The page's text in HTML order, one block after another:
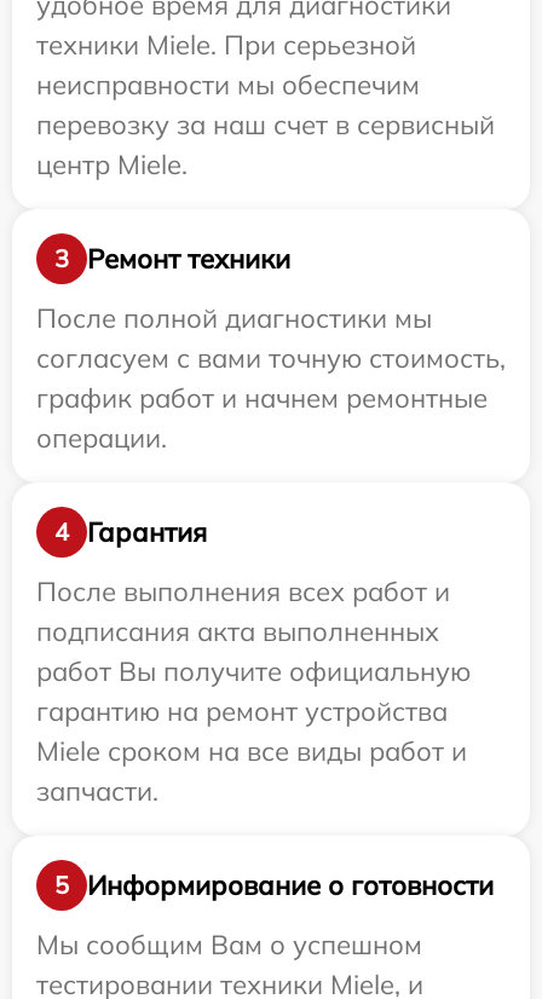
техники Miele. При серьезной
неисправности мы обеспечим
перевозку за наш счет в сервисный
центр Miele.
3
Ремонт техники
После полной диагностики мы
согласуем с вами точную стоимость,
график работ и начнем ремонтные
операции.
4
Гарантия
После выполнения всех работ и
подписания акта выполненных
работ Вы получите официальную
гарантию на ремонт устройства
Miele сроком на все виды работ и
запчасти.
5
Информирование о готовности
Мы сообщим Вам о успешном
тестировании техники Miele, и